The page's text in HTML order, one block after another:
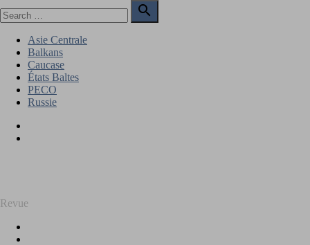
to
for:

Search
Asie Centrale
Balkans
Caucase
États Baltes
PECO
Russie
Revue